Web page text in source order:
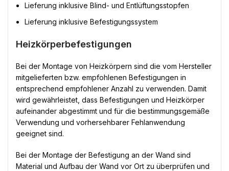
Lieferung inklusive Blind- und Entlüftungsstopfen
Lieferung inklusive Befestigungssystem
Heizkörperbefestigungen
Bei der Montage von Heizkörpern sind die vom Hersteller
mitgelieferten bzw. empfohlenen Befestigungen in
entsprechend empfohlener Anzahl zu verwenden. Damit
wird gewährleistet, dass Befestigungen und Heizkörper
aufeinander abgestimmt und für die bestimmungsgemäße
Verwendung und vorhersehbarer Fehlanwendung
geeignet sind.
Bei der Montage der Befestigung an der Wand sind
Material und Aufbau der Wand vor Ort zu überprüfen und